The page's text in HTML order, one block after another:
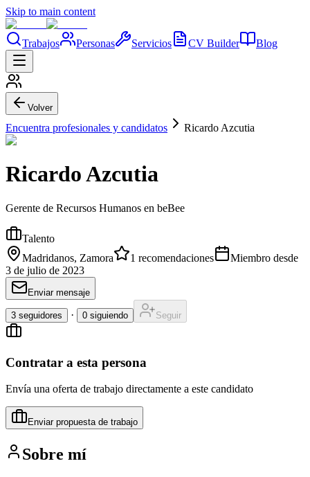
Skip to main content
Trabajos Personas Servicios CV Builder Blog
Volver
Encuentra profesionales y candidatos Ricardo Azcutia
Ricardo Azcutia
Gerente de Recursos Humanos en beBee
Talento
Madridanos, Zamora
1 recomendaciones
Miembro desde
3 de julio de 2023
Enviar mensaje
3 seguidores · 0 siguiendo Seguir
Contratar a esta persona
Envía una oferta de trabajo directamente a este candidato
Enviar propuesta de trabajo
Sobre mí